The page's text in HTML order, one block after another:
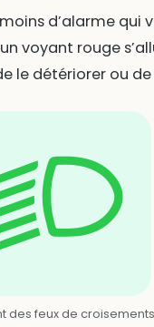
d’alarme qui
voyant rouge
le détériorer ou
des feux de croisements